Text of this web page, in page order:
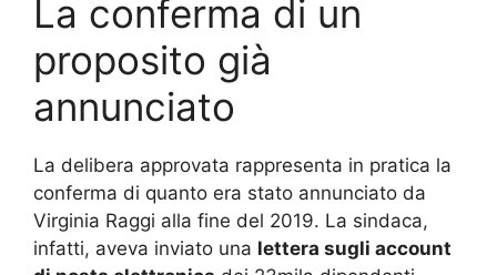
La conferma di un
proposito già
annunciato
La delibera approvata rappresenta in pratica la
conferma di quanto era stato annunciato da
Virginia Raggi alla fine del 2019. La sindaca,
infatti, aveva inviato una lettera sugli account